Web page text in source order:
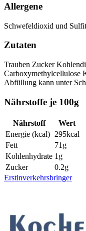
Allergene
Schwefeldioxid und
Zutaten
Trauben Zucker
Carboxymethylcellulose
Abfüllung kann unter
Nährstoffe je 100g
Nährstoff
Wert
Energie (kcal) 295kcal
Fett
71 g
Kohlenhydrate 1 g
Zucker
0.2g
Erstinverkehrsbringer